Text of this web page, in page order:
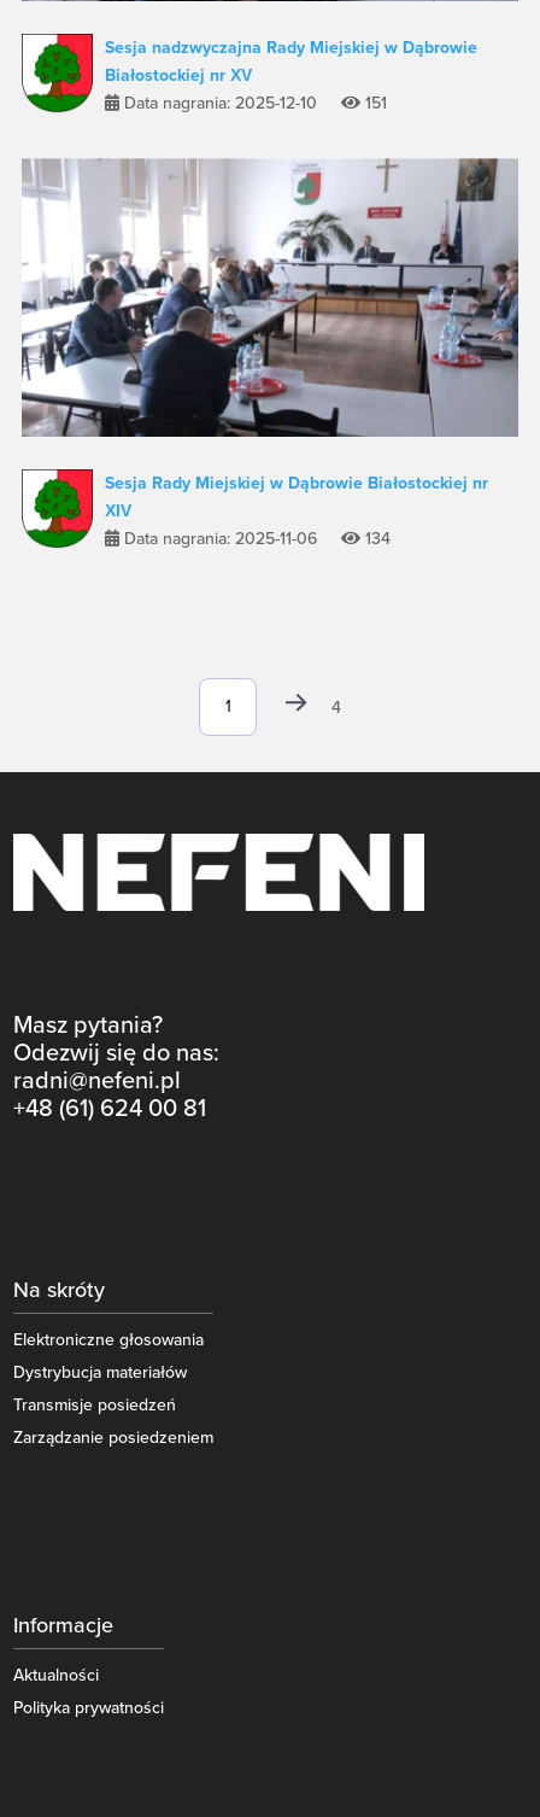
Sesja nadzwyczajna Rady Miejskiej w Dąbrowie
Białostockiej nr XV
Data nagrania: 2025-12-10
151
Sesja Rady Miejskiej w Dąbrowie Białostockiej nr
XIV
Data nagrania: 2025-11-06
134
4
Masz pytania?
Odezwij się do nas:
radni@nefeni.pl
+48 (61) 624 00 81
Na skróty
Elektroniczne głosowania
Dystrybucja materiałów
Transmisje posiedzeń
Zarządzanie posiedzeniem
Informacje
Aktualności
Polityka prywatności